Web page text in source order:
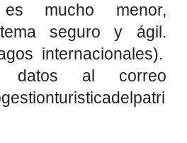
es mucho menor,
seguro y ágil.
internacionales).
datos al correo